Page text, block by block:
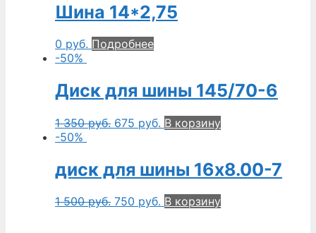
Шина 14*2,75
0 руб. Подробнее
-50%
Диск для шины 145/70-6
1 350руб. 675 руб. В корзину
-50%
диск для шины 16х8.00-7
1 500руб. 750 руб. В корзину